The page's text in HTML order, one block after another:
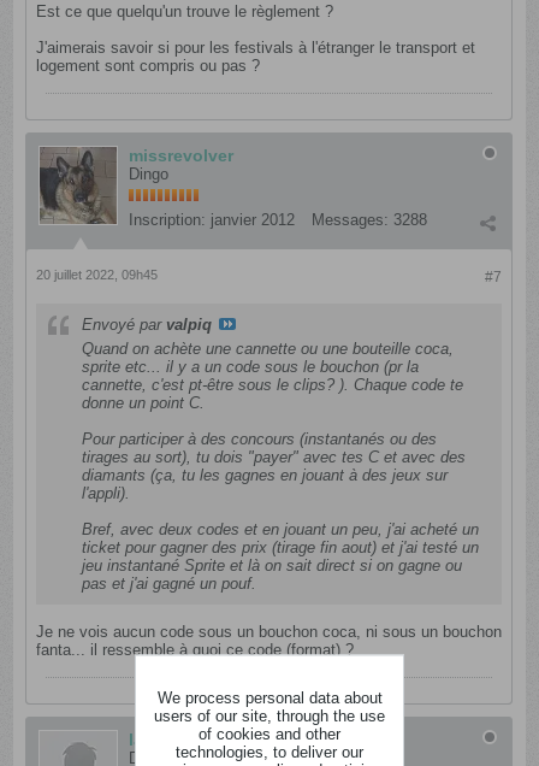
Est ce que quelqu'un trouve le règlement ?
J'aimerais savoir si pour les festivals à l'étranger le transport et
logement sont compris ou pas ?
missrevolver
Dingo
Inscription: janvier 2012 Messages: 3288
#7
20 juillet 2022, 09h45
Envoyé par valpiq
Quand on achète une cannette ou une bouteille coca,
sprite etc... il y a un code sous le bouchon (pr la
cannette, c'est pt-être sous le clips? ). Chaque code te
donne un point C.
Pour participer à des concours (instantanés ou des
tirages au sort), tu dois "payer" avec tes C et avec des
diamants (ça, tu les gagnes en jouant à des jeux sur
l'appli).
Bref, avec deux codes et en jouant un peu, j'ai acheté un
ticket pour gagner des prix (tirage fin aout) et j'ai testé un
jeu instantané Sprite et là on sait direct si on gagne ou
pas et j'ai gagné un pouf.
Je ne vois aucun code sous un bouchon coca, ni sous un bouchon
fanta... il ressemble à quoi ce code (format) ?
laussa
Dément
We process personal data about
users of our site, through the use
of cookies and other
technologies, to deliver our